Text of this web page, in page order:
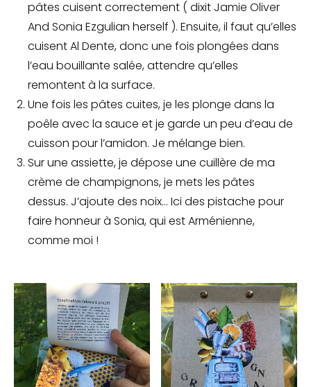
pâtes cuisent correctement ( dixit Jamie Oliver
And Sonia Ezgulian herself ). Ensuite, il faut qu’elles
cuisent Al Dente, donc une fois plongées dans
l’eau bouillante salée, attendre qu’elles
remontent à la surface.
Une fois les pâtes cuites, je les plonge dans la
poêle avec la sauce et je garde un peu d’eau de
cuisson pour l’amidon. Je mélange bien.
Sur une assiette, je dépose une cuillère de ma
crème de champignons, je mets les pâtes
dessus. J’ajoute des noix… Ici des pistache pour
faire honneur à Sonia, qui est Arménienne,
comme moi !